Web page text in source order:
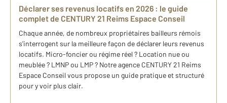
Déclarer ses revenus locatifs en 2026 : le guide
complet de CENTURY 21 Reims Espace Conseil
Chaque année, de nombreux propriétaires bailleurs rémois
s'interrogent sur la meilleure façon de déclarer leurs revenus
locatifs. Micro-foncier ou régime réel ? Location nue ou
meublée ? LMNP ou LMP ? Notre agence CENTURY 21 Reims
Espace Conseil vous propose un guide pratique et structuré
pour y voir plus clair.